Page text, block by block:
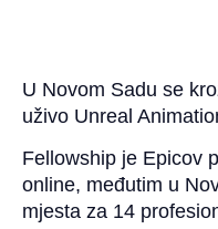
U Novom Sadu se
uživo Unreal
Fellowship je Epicov
online, međutim u
mjesta za 14